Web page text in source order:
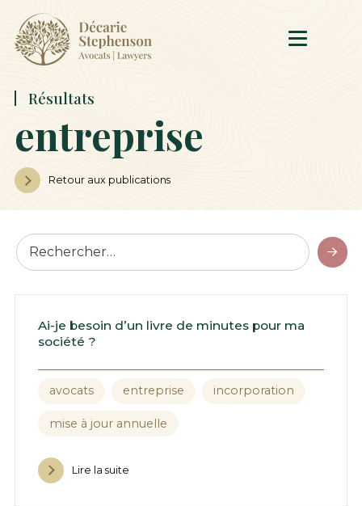
Résultats
entreprise
Retour aux publications
Ai-je besoin d’un livre de minutes pour ma
société ?
avocats entreprise incorporation
mise à jour annuelle
Lire la suite